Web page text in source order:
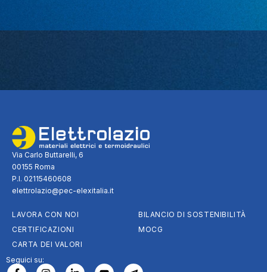
Via Carlo Buttarelli, 6
00155 Roma
P.I. 02115460608
elettrolazio@pec-elexitalia.it
LAVORA CON NOI
CERTIFICAZIONI
CARTA DEI VALORI
BILANCIO DI SOSTENIBILITÀ
MOCG
Seguici su: